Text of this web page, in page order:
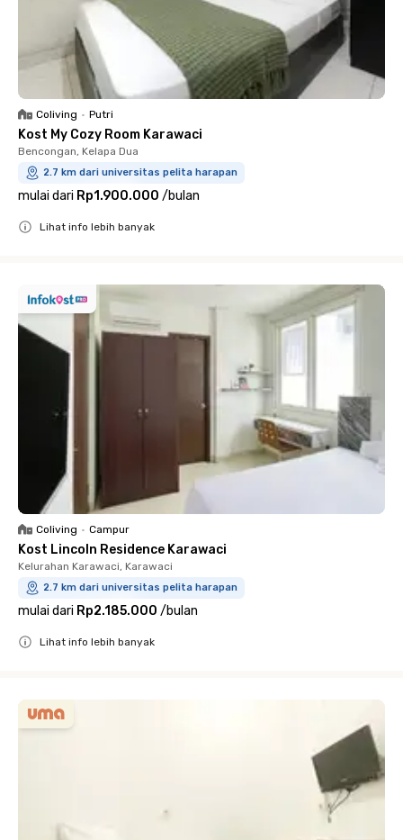
Coliving • Putri
Kost My Cozy Room Karawaci
Bencongan, Kelapa Dua
2.7 km dari universitas pelita harapan
mulai dari Rp1.900.000 /bulan
Lihat info lebih banyak
Coliving • Campur
Kost Lincoln Residence Karawaci
Kelurahan Karawaci, Karawaci
2.7 km dari universitas pelita harapan
mulai dari Rp2.185.000 /bulan
Lihat info lebih banyak